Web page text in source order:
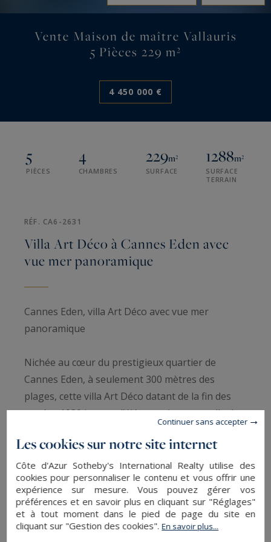
Vente Maison de maître Vallauris
5 Pièces 229 m²
4 450 000 €
5
PIÈCES
4
CHAMBRES
229m²
SURFACE
1288m²
SURFACE
TERRAIN
RÉF. CA6-2631
Villa Art Déco à Cannes Eden avec
vue mer panoramique
Cannes Eden, villa Art Déco avec vue mer
panoramique
Nichée au cœur du prestigieux quartier de
Cannes Eden, à seulement 300 mètres des
plages, cette villa Art Déco datant de la fin des
années 1930 incarne l’élégance intemporelle de
matériaux nobles, elle marie avec subtilité le
charme de l’architecture d’époque et le confort
contemporain, sublimée par une vue mer
panoramique à couper le souffle.
Le niveau principal s’ouvre sur de généreux
Les cookies sur notre site internet
Côte d'Azur Sotheby's International Realty utilise des
cookies pour personnaliser le contenu et vous offrir une
expérience sur mesure. Vous pouvez gérer vos
préférences et en savoir plus en cliquant sur "Réglages"
et à tout moment dans le pied de page du site en
cliquant sur "Gestion des cookies".En savoir plus...
Continuer sans accepter